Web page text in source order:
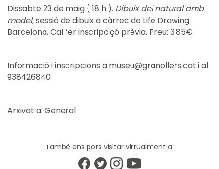
Dissabte 23 de maig ( 18 h ). Dibuix del natural amb
model, sessió de dibuix a càrrec de Life Drawing
Barcelona. Cal fer inscripciçó prèvia. Preu: 3.85€
Informació i inscripcions a museu@granollers.cat i al
938426840
Arxivat a: General
També ens pots visitar virtualment a: